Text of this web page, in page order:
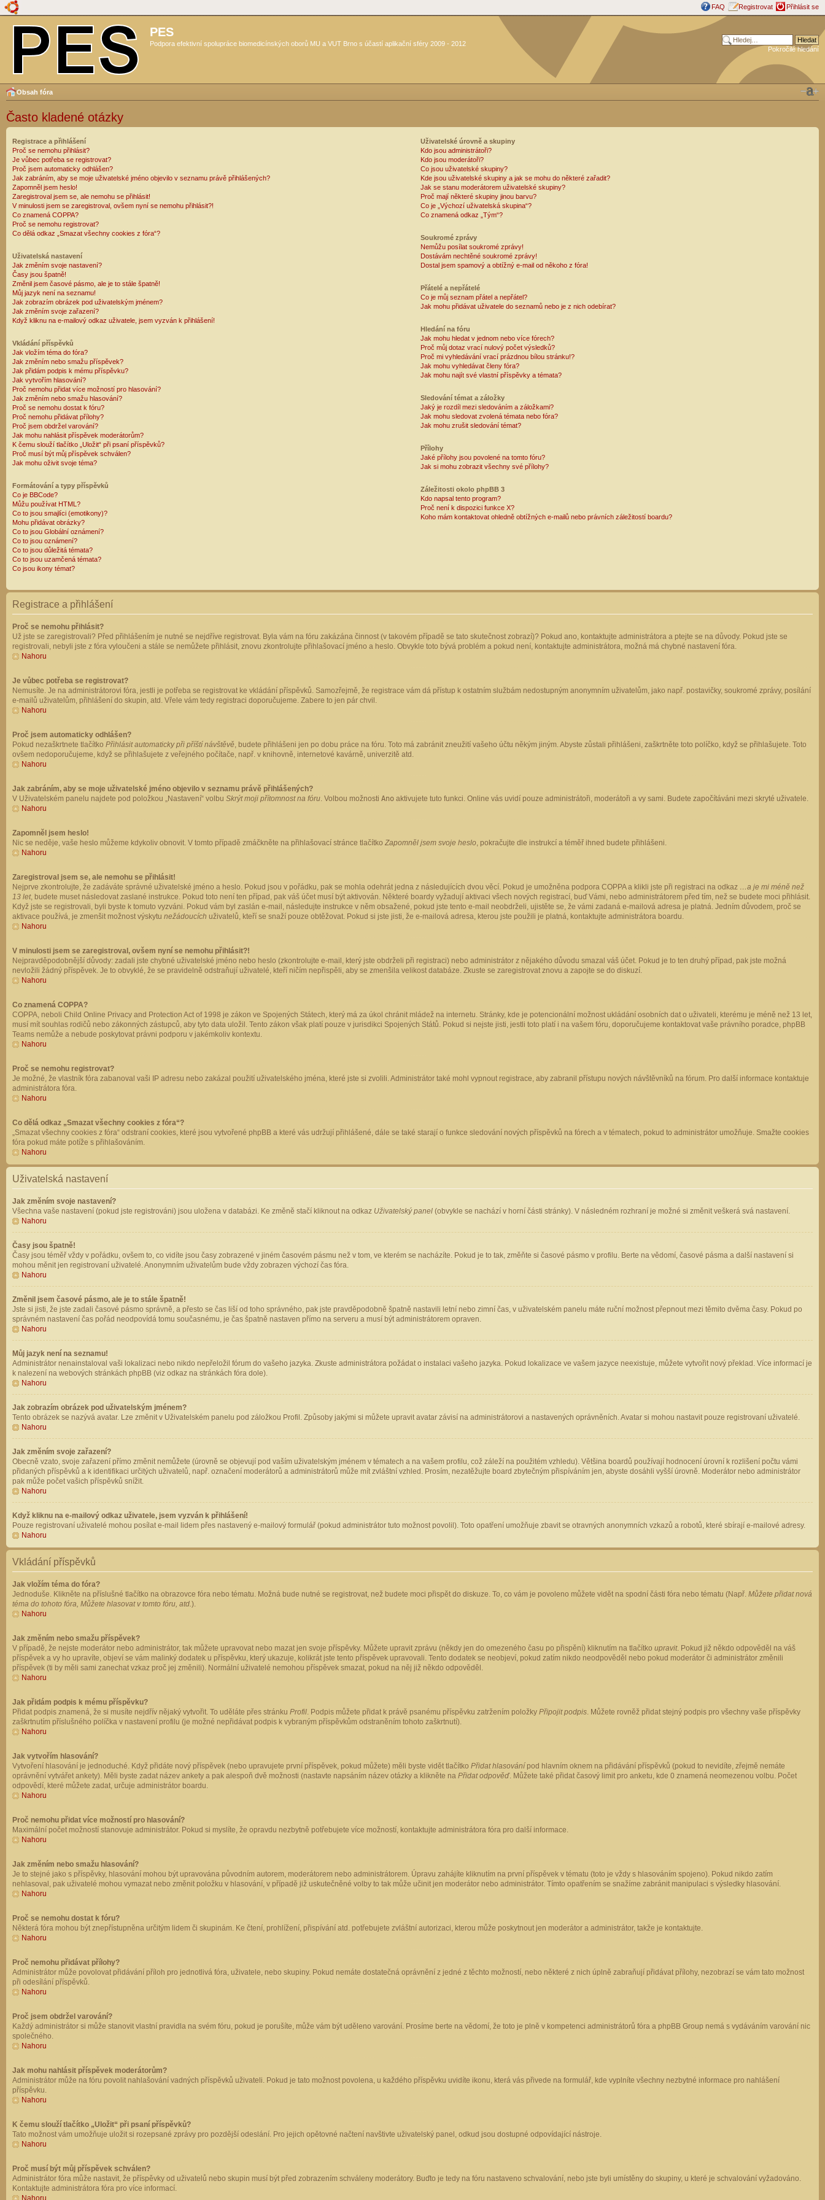
FAQ Registrovat Přihlásit se
PES
Podpora efektivní spolupráce biomedicínských oborů MU a VUT Brno s účastí aplikační sféry 2009 - 2012
Pokročilé hledání
Obsah fóra
Často kladené otázky
Registrace a přihlášení
Proč se nemohu přihlásit?
Je vůbec potřeba se registrovat?
Proč jsem automaticky odhlášen?
Jak zabráním, aby se moje uživatelské jméno objevilo v seznamu právě přihlášených?
Zapomněl jsem heslo!
Zaregistroval jsem se, ale nemohu se přihlásit!
V minulosti jsem se zaregistroval, ovšem nyní se nemohu přihlásit?!
Co znamená COPPA?
Proč se nemohu registrovat?
Co dělá odkaz „Smazat všechny cookies z fóra“?
Uživatelská nastavení
Jak změním svoje nastavení?
Časy jsou špatně!
Změnil jsem časové pásmo, ale je to stále špatně!
Můj jazyk není na seznamu!
Jak zobrazím obrázek pod uživatelským jménem?
Jak změním svoje zařazení?
Když kliknu na e-mailový odkaz uživatele, jsem vyzván k přihlášení!
Vkládání příspěvků
Jak vložím téma do fóra?
Jak změním nebo smažu příspěvek?
Jak přidám podpis k mému příspěvku?
Jak vytvořím hlasování?
Proč nemohu přidat více možností pro hlasování?
Jak změním nebo smažu hlasování?
Proč se nemohu dostat k fóru?
Proč nemohu přidávat přílohy?
Proč jsem obdržel varování?
Jak mohu nahlásit příspěvek moderátorům?
K čemu slouží tlačítko „Uložit“ při psaní příspěvků?
Proč musí být můj příspěvek schválen?
Jak mohu oživit svoje téma?
Formátování a typy příspěvků
Co je BBCode?
Můžu používat HTML?
Co to jsou smajlíci (emotikony)?
Mohu přidávat obrázky?
Co to jsou Globální oznámení?
Co to jsou oznámení?
Co to jsou důležitá témata?
Co to jsou uzamčená témata?
Co jsou ikony témat?
Uživatelské úrovně a skupiny
Kdo jsou administrátoři?
Kdo jsou moderátoři?
Co jsou uživatelské skupiny?
Kde jsou uživatelské skupiny a jak se mohu do některé zařadit?
Jak se stanu moderátorem uživatelské skupiny?
Proč mají některé skupiny jinou barvu?
Co je „Výchozí uživatelská skupina“?
Co znamená odkaz „Tým“?
Soukromé zprávy
Nemůžu posílat soukromé zprávy!
Dostávám nechtěné soukromé zprávy!
Dostal jsem spamový a obtížný e-mail od někoho z fóra!
Přátelé a nepřátelé
Co je můj seznam přátel a nepřátel?
Jak mohu přidávat uživatele do seznamů nebo je z nich odebírat?
Hledání na fóru
Jak mohu hledat v jednom nebo více fórech?
Proč můj dotaz vrací nulový počet výsledků?
Proč mi vyhledávání vrací prázdnou bílou stránku!?
Jak mohu vyhledávat členy fóra?
Jak mohu najít své vlastní příspěvky a témata?
Sledování témat a záložky
Jaký je rozdíl mezi sledováním a záložkami?
Jak mohu sledovat zvolená témata nebo fóra?
Jak mohu zrušit sledování témat?
Přílohy
Jaké přílohy jsou povolené na tomto fóru?
Jak si mohu zobrazit všechny své přílohy?
Záležitosti okolo phpBB 3
Kdo napsal tento program?
Proč není k dispozici funkce X?
Koho mám kontaktovat ohledně obtížných e-mailů nebo právních záležitostí boardu?
Registrace a přihlášení
Proč se nemohu přihlásit?
Už jste se zaregistrovali? Před přihlášením je nutné se nejdříve registrovat. Byla vám na fóru zakázána činnost (v takovém případě se tato skutečnost zobrazí)? Pokud ano, kontaktujte administrátora a ptejte se na důvody. Pokud jste se
registrovali, nebyli jste z fóra vyloučeni a stále se nemůžete přihlásit, znovu zkontrolujte přihlašovací jméno a heslo. Obvykle toto bývá problém a pokud není, kontaktujte administrátora, možná má chybné nastavení fóra.
Nahoru
Je vůbec potřeba se registrovat?
Nemusíte. Je na administrátorovi fóra, jestli je potřeba se registrovat ke vkládání příspěvků. Samozřejmě, že registrace vám dá přístup k ostatním službám nedostupným anonymním uživatelům, jako např. postavičky, soukromé zprávy, posílání
e-mailů uživatelům, přihlášení do skupin, atd. Vřele vám tedy registraci doporučujeme. Zabere to jen pár chvil.
Nahoru
Proč jsem automaticky odhlášen?
Pokud nezaškrtnete tlačítko Přihlásit automaticky při příští návštěvě, budete přihlášeni jen po dobu práce na fóru. Toto má zabránit zneužití vašeho účtu někým jiným. Abyste zůstali přihlášeni, zaškrtněte toto políčko, když se přihlašujete. Toto
ovšem nedoporučujeme, když se přihlašujete z veřejného počítače, např. v knihovně, internetové kavárně, univerzitě atd.
Nahoru
Jak zabráním, aby se moje uživatelské jméno objevilo v seznamu právě přihlášených?
V Uživatelském panelu najdete pod položkou „Nastavení“ volbu Skrýt moji přítomnost na fóru. Volbou možnosti Ano aktivujete tuto funkci. Online vás uvidí pouze administrátoři, moderátoři a vy sami. Budete započítáváni mezi skryté uživatele.
Nahoru
Zapomněl jsem heslo!
Nic se neděje, vaše heslo můžeme kdykoliv obnovit. V tomto případě zmáčkněte na přihlašovací stránce tlačítko Zapomněl jsem svoje heslo, pokračujte dle instrukcí a téměř ihned budete přihlášeni.
Nahoru
Zaregistroval jsem se, ale nemohu se přihlásit!
Nejprve zkontrolujte, že zadáváte správné uživatelské jméno a heslo. Pokud jsou v pořádku, pak se mohla odehrát jedna z následujících dvou věcí. Pokud je umožněna podpora COPPA a klikli jste při registraci na odkaz …a je mi méně než
13 let, budete muset následovat zaslané instrukce. Pokud toto není ten případ, pak váš účet musí být aktivován. Některé boardy vyžadují aktivaci všech nových registrací, buď Vámi, nebo administrátorem před tím, než se budete moci přihlásit.
Když jste se registrovali, byli byste k tomuto vyzváni. Pokud vám byl zaslán e-mail, následujte instrukce v něm obsažené, pokud jste tento e-mail neobdrželi, ujistěte se, že vámi zadaná e-mailová adresa je platná. Jedním důvodem, proč se
aktivace používá, je zmenšit možnost výskytu nežádoucích uživatelů, kteří se snaží pouze obtěžovat. Pokud si jste jisti, že e-mailová adresa, kterou jste použili je platná, kontaktujte administrátora boardu.
Nahoru
V minulosti jsem se zaregistroval, ovšem nyní se nemohu přihlásit?!
Nejpravděpodobnější důvody: zadali jste chybné uživatelské jméno nebo heslo (zkontrolujte e-mail, který jste obdrželi při registraci) nebo administrátor z nějakého důvodu smazal váš účet. Pokud je to ten druhý případ, pak jste možná
nevložili žádný příspěvek. Je to obvyklé, že se pravidelně odstraňují uživatelé, kteří ničím nepřispěli, aby se zmenšila velikost databáze. Zkuste se zaregistrovat znovu a zapojte se do diskuzí.
Nahoru
Co znamená COPPA?
COPPA, neboli Child Online Privacy and Protection Act of 1998 je zákon ve Spojených Státech, který má za úkol chránit mládež na internetu. Stránky, kde je potencionální možnost ukládání osobních dat o uživateli, kterému je méně než 13 let,
musí mít souhlas rodičů nebo zákonných zástupců, aby tyto data uložil. Tento zákon však platí pouze v jurisdikci Spojených Států. Pokud si nejste jisti, jestli toto platí i na vašem fóru, doporučujeme kontaktovat vaše právního poradce, phpBB
Teams nemůže a nebude poskytovat právni podporu v jakémkoliv kontextu.
Nahoru
Proč se nemohu registrovat?
Je možné, že vlastník fóra zabanoval vaši IP adresu nebo zakázal použití uživatelského jména, které jste si zvolili. Administrátor také mohl vypnout registrace, aby zabranil přístupu nových návštěvníků na fórum. Pro další informace kontaktuje
administrátora fóra.
Nahoru
Co dělá odkaz „Smazat všechny cookies z fóra“?
„Smazat všechny cookies z fóra“ odstraní cookies, které jsou vytvořené phpBB a které vás udržují přihlášené, dále se také starají o funkce sledování nových příspěvků na fórech a v tématech, pokud to administrátor umožňuje. Smažte cookies
fóra pokud máte potíže s přihlašováním.
Nahoru
Uživatelská nastavení
Jak změním svoje nastavení?
Všechna vaše nastavení (pokud jste registrováni) jsou uložena v databázi. Ke změně stačí kliknout na odkaz Uživatelský panel (obvykle se nachází v horní části stránky). V následném rozhraní je možné si změnit veškerá svá nastavení.
Nahoru
Časy jsou špatně!
Časy jsou téměř vždy v pořádku, ovšem to, co vidíte jsou časy zobrazené v jiném časovém pásmu než v tom, ve kterém se nacházíte. Pokud je to tak, změňte si časové pásmo v profilu. Berte na vědomí, časové pásma a další nastavení si
mohou měnit jen registrovaní uživatelé. Anonymním uživatelům bude vždy zobrazen výchozí čas fóra.
Nahoru
Změnil jsem časové pásmo, ale je to stále špatně!
Jste si jisti, že jste zadali časové pásmo správně, a přesto se čas liší od toho správného, pak jste pravděpodobně špatně nastavili letní nebo zimní čas, v uživatelském panelu máte ruční možnost přepnout mezi těmito dvěma časy. Pokud po
správném nastavení čas pořád neodpovídá tomu současnému, je čas špatně nastaven přímo na serveru a musí být administrátorem opraven.
Nahoru
Můj jazyk není na seznamu!
Administrátor nenainstaloval vaši lokalizaci nebo nikdo nepřeložil fórum do vašeho jazyka. Zkuste administrátora požádat o instalaci vašeho jazyka. Pokud lokalizace ve vašem jazyce neexistuje, můžete vytvořit nový překlad. Více informací je
k nalezení na webových stránkách phpBB (viz odkaz na stránkách fóra dole).
Nahoru
Jak zobrazím obrázek pod uživatelským jménem?
Tento obrázek se nazývá avatar. Lze změnit v Uživatelském panelu pod záložkou Profil. Způsoby jakými si můžete upravit avatar závisí na administrátorovi a nastavených oprávněních. Avatar si mohou nastavit pouze registrovaní uživatelé.
Nahoru
Jak změním svoje zařazení?
Obecně vzato, svoje zařazení přímo změnit nemůžete (úrovně se objevují pod vaším uživatelským jménem v tématech a na vašem profilu, což záleží na použitém vzhledu). Většina boardů používají hodnocení úrovní k rozlišení počtu vámi
přidaných příspěvků a k identifikaci určitých uživatelů, např. označení moderátorů a administrátorů může mít zvláštní vzhled. Prosím, nezatěžujte board zbytečným přispíváním jen, abyste dosáhli vyšší úrovně. Moderátor nebo administrátor
pak může počet vašich příspěvků snížit.
Nahoru
Když kliknu na e-mailový odkaz uživatele, jsem vyzván k přihlášení!
Pouze registrovaní uživatelé mohou posílat e-mail lidem přes nastavený e-mailový formulář (pokud administrátor tuto možnost povolil). Toto opatření umožňuje zbavit se otravných anonymních vzkazů a robotů, které sbírají e-mailové adresy.
Nahoru
Vkládání příspěvků
Jak vložím téma do fóra?
Jednoduše. Klikněte na příslušné tlačítko na obrazovce fóra nebo tématu. Možná bude nutné se registrovat, než budete moci přispět do diskuze. To, co vám je povoleno můžete vidět na spodní části fóra nebo tématu (Např. Můžete přidat nová
téma do tohoto fóra, Můžete hlasovat v tomto fóru, atd.).
Nahoru
Jak změním nebo smažu příspěvek?
V případě, že nejste moderátor nebo administrátor, tak můžete upravovat nebo mazat jen svoje příspěvky. Můžete upravit zprávu (někdy jen do omezeného času po přispění) kliknutím na tlačítko upravit. Pokud již někdo odpověděl na váš
příspěvek a vy ho upravíte, objeví se vám malinký dodatek u příspěvku, který ukazuje, kolikrát jste tento příspěvek upravovali. Tento dodatek se neobjeví, pokud zatím nikdo neodpověděl nebo pokud moderátor či administrátor změnili
příspěvek (ti by měli sami zanechat vzkaz proč jej změnili). Normální uživatelé nemohou příspěvek smazat, pokud na něj již někdo odpověděl.
Nahoru
Jak přidám podpis k mému příspěvku?
Přidat podpis znamená, že si musíte nejdřív nějaký vytvořit. To uděláte přes stránku Profil. Podpis můžete přidat k právě psanému příspěvku zatržením položky Připojit podpis. Můžete rovněž přidat stejný podpis pro všechny vaše příspěvky
zaškrtnutím příslušného políčka v nastavení profilu (je možné nepřidávat podpis k vybraným příspěvkům odstraněním tohoto zaškrtnutí).
Nahoru
Jak vytvořím hlasování?
Vytvoření hlasování je jednoduché. Když přidáte nový příspěvek (nebo upravujete první příspěvek, pokud můžete) měli byste vidět tlačítko Přidat hlasování pod hlavním oknem na přidávání příspěvků (pokud to nevidíte, zřejmě nemáte
oprávnění vytvářet ankety). Měli byste zadat název ankety a pak alespoň dvě možnosti (nastavte napsáním název otázky a klikněte na Přidat odpověď. Můžete také přidat časový limit pro anketu, kde 0 znamená neomezenou volbu. Počet
odpovědí, které můžete zadat, určuje administrátor boardu.
Nahoru
Proč nemohu přidat více možností pro hlasování?
Maximální počet možností stanovuje administrátor. Pokud si myslíte, že opravdu nezbytně potřebujete více možností, kontaktujte administrátora fóra pro další informace.
Nahoru
Jak změním nebo smažu hlasování?
Je to stejné jako s příspěvky, hlasování mohou být upravována původním autorem, moderátorem nebo administrátorem. Úpravu zahájíte kliknutím na první příspěvek v tématu (toto je vždy s hlasováním spojeno). Pokud nikdo zatím
nehlasoval, pak uživatelé mohou vymazat nebo změnit položku v hlasování, v případě již uskutečněné volby to tak může učinit jen moderátor nebo administrátor. Tímto opatřením se snažíme zabránit manipulaci s výsledky hlasování.
Nahoru
Proč se nemohu dostat k fóru?
Některá fóra mohou být znepřístupněna určitým lidem či skupinám. Ke čtení, prohlížení, přispívání atd. potřebujete zvláštní autorizaci, kterou může poskytnout jen moderátor a administrátor, takže je kontaktujte.
Nahoru
Proč nemohu přidávat přílohy?
Administrátor může povolovat přidávání příloh pro jednotlivá fóra, uživatele, nebo skupiny. Pokud nemáte dostatečná oprávnění z jedné z těchto možností, nebo některé z nich úplně zabraňují přidávat přílohy, nezobrazí se vám tato možnost
při odesílání příspěvků.
Nahoru
Proč jsem obdržel varování?
Každý administrátor si může stanovit vlastní pravidla na svém fóru, pokud je porušíte, může vám být uděleno varování. Prosíme berte na vědomí, že toto je plně v kompetenci administrátorů fóra a phpBB Group nemá s vydáváním varování nic
společného.
Nahoru
Jak mohu nahlásit příspěvek moderátorům?
Administrátor může na fóru povolit nahlašování vadných příspěvků uživateli. Pokud je tato možnost povolena, u každého příspěvku uvidíte ikonu, která vás přivede na formulář, kde vyplníte všechny nezbytné informace pro nahlášení
příspěvku.
Nahoru
K čemu slouží tlačítko „Uložit“ při psaní příspěvků?
Tato možnost vám umožňuje uložit si rozepsané zprávy pro pozdější odeslání. Pro jejich opětovné načtení navštivte uživatelský panel, odkud jsou dostupné odpovídající nástroje.
Nahoru
Proč musí být můj příspěvek schválen?
Administrátor fóra může nastavit, že příspěvky od uživatelů nebo skupin musí být před zobrazením schváleny moderátory. Buďto je tedy na fóru nastaveno schvalování, nebo jste byli umístěny do skupiny, u které je schvalování vyžadováno.
Kontaktujte administrátora fóra pro více informací.
Nahoru